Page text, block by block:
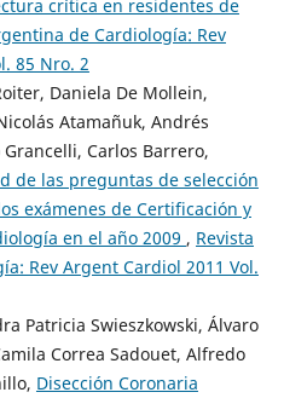
crítica en residentes de
de Cardiología: Rev
85 Nro. 2
Daniela De Mollein,
Atamañuk, Andrés
Carlos Barrero,
de las preguntas de selección
exámenes de Certificación y
en el año 2009 , Revista
Rev Argent Cardiol 2011 Vol.
Patricia Swieszkowski, Álvaro
Correa Sadouet, Alfredo
Disección Coronaria